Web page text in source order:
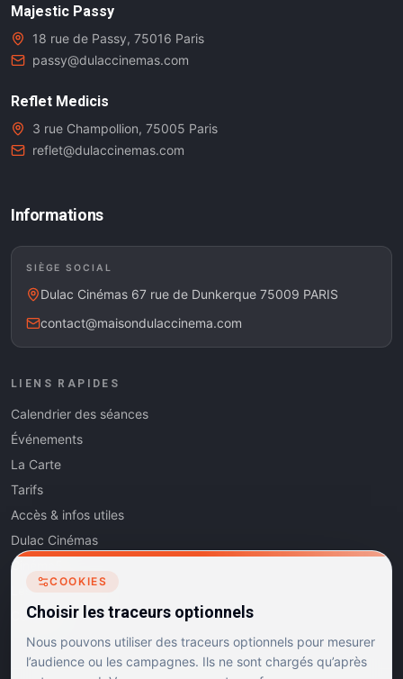
Majestic Passy
18 rue de Passy, 75016 Paris
passy@dulaccinemas.com
Reflet Medicis
3 rue Champollion, 75005 Paris
reflet@dulaccinemas.com
Informations
SIÈGE SOCIAL
Dulac Cinémas 67 rue de Dunkerque 75009 PARIS
contact@maisondulaccinema.com
LIENS RAPIDES
Calendrier des séances
Événements
La Carte
Tarifs
Accès & infos utiles
Dulac Cinémas
Cinéma5
Les Dits de l'Art
Contact
COOKIES
Choisir les traceurs optionnels
Nous pouvons utiliser des traceurs optionnels pour mesurer
l’audience ou les campagnes. Ils ne sont chargés qu’après